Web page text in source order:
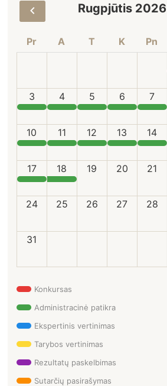
Rugpjūtis 2026
Pr A T K Pn
3 4 5 6 7
10 11 12 13 14
17 18 19 20 21
24 25 26 27 28
31
Konkursas
Administracinė patikra
Ekspertinis vertinimas
Tarybos vertinimas
Rezultatų paskelbimas
Sutarčių pasirašymas